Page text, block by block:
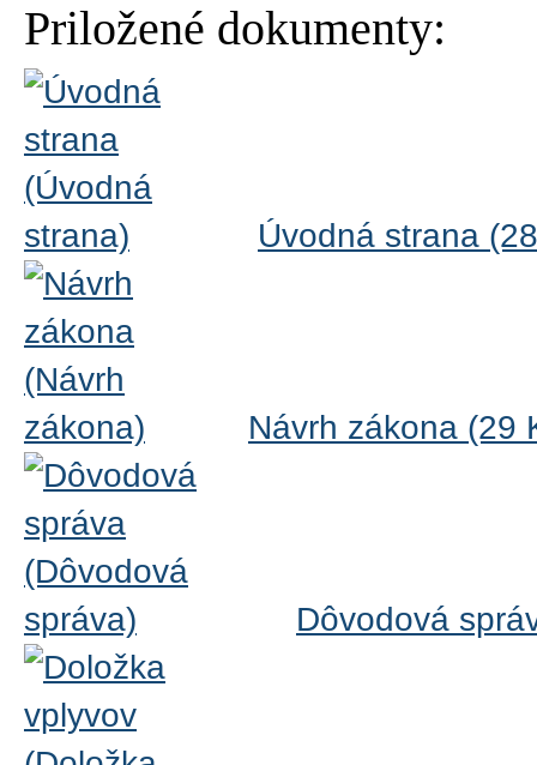
Priložené dokumenty:
Úvodná strana
Návrh zákona (29
Dôvodová